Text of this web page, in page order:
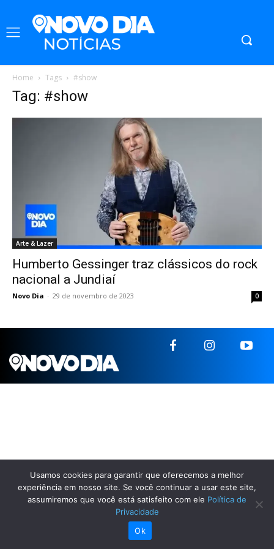
Home Tags #show
Tag: #show
Arte & Lazer
Humberto Gessinger traz clássicos do rock
nacional a Jundiaí
Novo Dia - 29 de novembro de 2023 0
Usamos cookies para garantir que oferecemos a melhor
experiência em nosso site. Se você continuar a usar este site,
assumiremos que você está satisfeito com ele Política de
Privacidade
Ok